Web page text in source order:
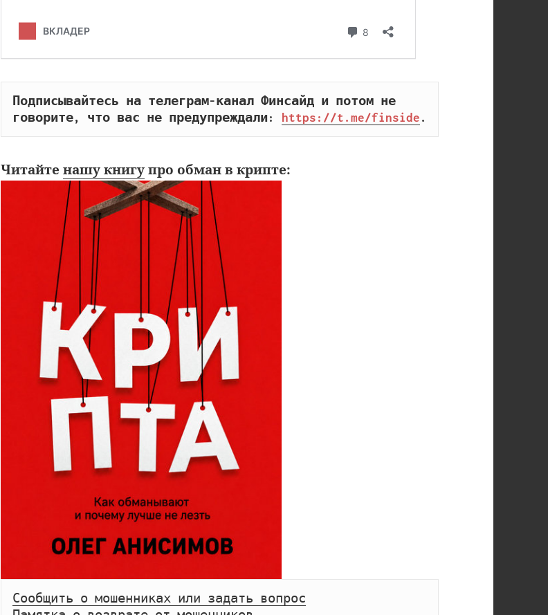
Подписывайтесь на телеграм-канал Финсайд и потом не
говорите, что вас не предупреждали: https://t.me/finside .
Читайтенашу книгупро обман в крипте:
Сообщить о мошенниках или задать вопрос